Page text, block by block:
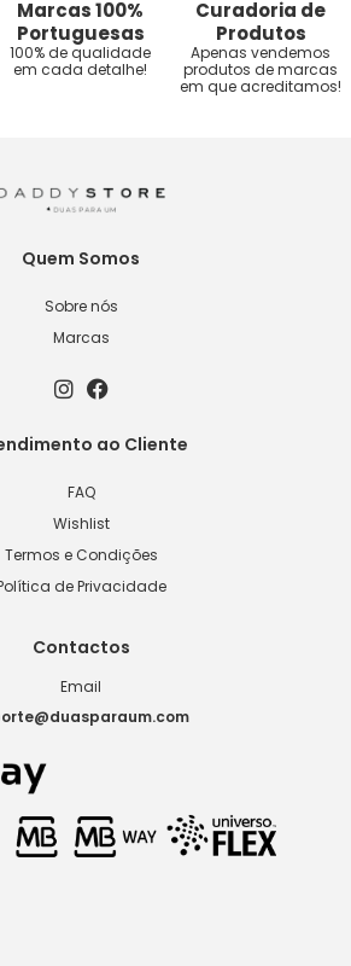
Marcas 100%
Portuguesas
100% de qualidade
em cada detalhe!
Curadoria de
Produtos
Apenas vendemos
produtos de marcas
em que acreditamos!
Quem Somos
Sobre nós
Marcas
ao Cliente
FAQ
Wishlist
Termos e Condições
de Privacidade
Contactos
Email